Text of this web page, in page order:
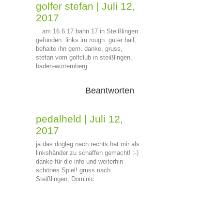
golfer stefan | Juli 12,
2017
…am 16.6.17 bahn 17 in Steißlingen
gefunden. links im rough. guter ball,
behalte ihn gern. danke, gruss,
stefan vom golfclub in steißlingen,
baden-würtemberg
Beantworten
pedalheld | Juli 12,
2017
ja das dogleg nach rechts hat mir als
linkshänder zu schaffen gemacht! :-)
danke für die info und weiterhin
schönes Spiel! gruss nach
Steißlingen, Dominic